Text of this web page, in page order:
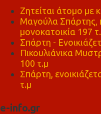
Ζητείται άτομο με
Μαγούλα Σπάρτης,
μονοκατοικία 197
Σπάρτη -
Πικουλιάνικα
100 τ.μ
Σπάρτη,
τ.μ
e-info.gr